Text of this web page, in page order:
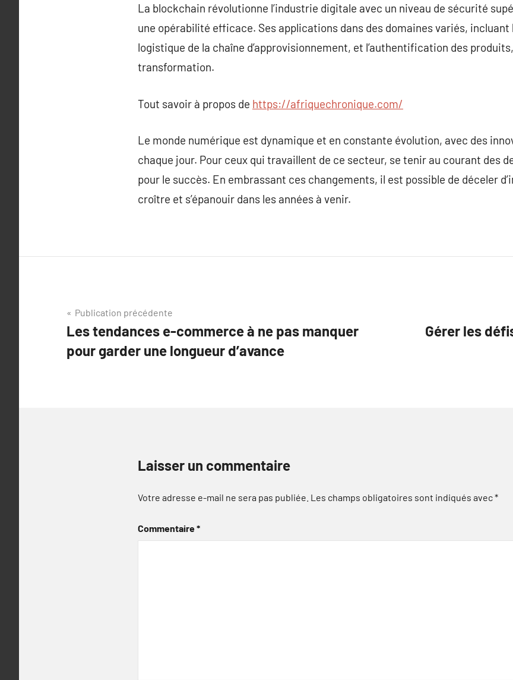
La blockchain révolutionne l’industrie digitale avec un niveau de sécurité
une opérabilité efficace. Ses applications dans des domaines variés,
logistique de la chaîne d’approvisionnement, et l’authentification des
transformation.
Tout savoir à propos de https://afriquechronique.com/
Le monde numérique est dynamique et en constante évolution, avec des
chaque jour. Pour ceux qui travaillent de ce secteur, se tenir au courant des
pour le succès. En embrassant ces changements, il est possible de déceler
croître et s’épanouir dans les années à venir.
Navigation
de
l’article
Publication précédente
Les tendances e-commerce à ne pas manquer
pour garder une longueur d’avance
Gérer les
Laisser un commentaire
Votre adresse e-mail ne sera pas publiée. Les champs obligatoires sont indiqués avec*
Commentaire*